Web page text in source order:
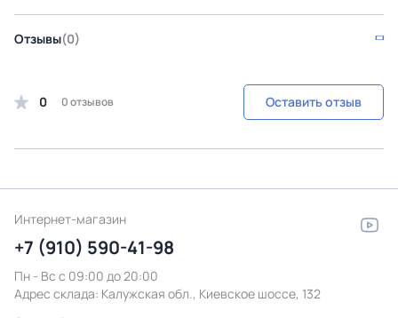
Отзывы(0)
0 0 отзывов Оставить отзыв
Интернет-магазин
+7 (910) 590-41-98
Пн - Вс с 09:00 до 20:00
Адрес склада: Калужская обл., Киевское шоссе, 132